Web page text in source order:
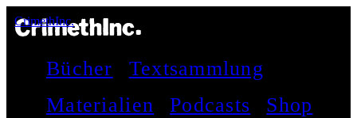
CrimethInc.
Bücher
Textsammlung
Materialien
Podcasts
Shop